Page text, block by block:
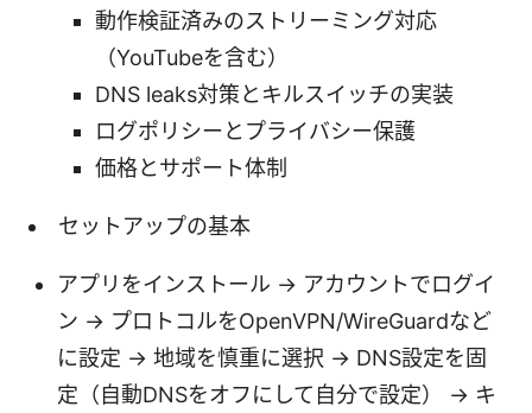
動作検証済みのストリーミング対応
（YouTubeを含む）
DNS leaks対策とキルスイッチの実装
ログポリシーとプライバシー保護
価格とサポート体制
セットアップの基本
アプリをインストール → アカウントでログイ
ン → プロトコルをOpenVPN/WireGuardなど
に設定 → 地域を慎重に選択 → DNS設定を固
定（自動DNSをオフにして自分で設定） → キ